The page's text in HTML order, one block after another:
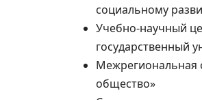
социальному
Учебно-научный
государственный
Межрегиональная
общество»